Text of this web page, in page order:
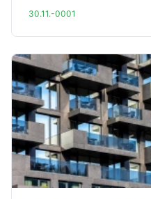
30.11.-0001